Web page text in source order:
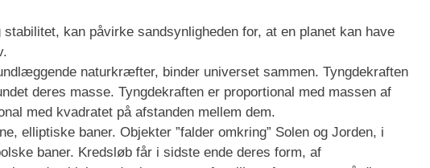
kan påvirke sandsynligheden for, at en planet kan have
naturkræfter, binder universet sammen. Tyngdekraften
deres masse. Tyngdekraften er proportional med massen af
med kvadratet på afstanden mellem dem.
elliptiske baner. Objekter ”falder omkring” Solen og Jorden, i
baner. Kredsløb får i sidste ende deres form, af